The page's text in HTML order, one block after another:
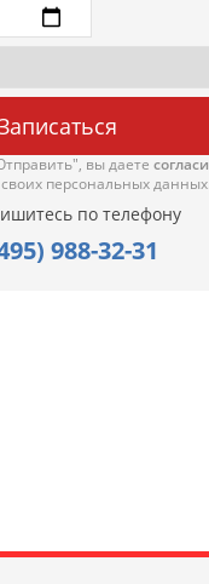
вы даете
персональных данных.
по телефону
988-32-31